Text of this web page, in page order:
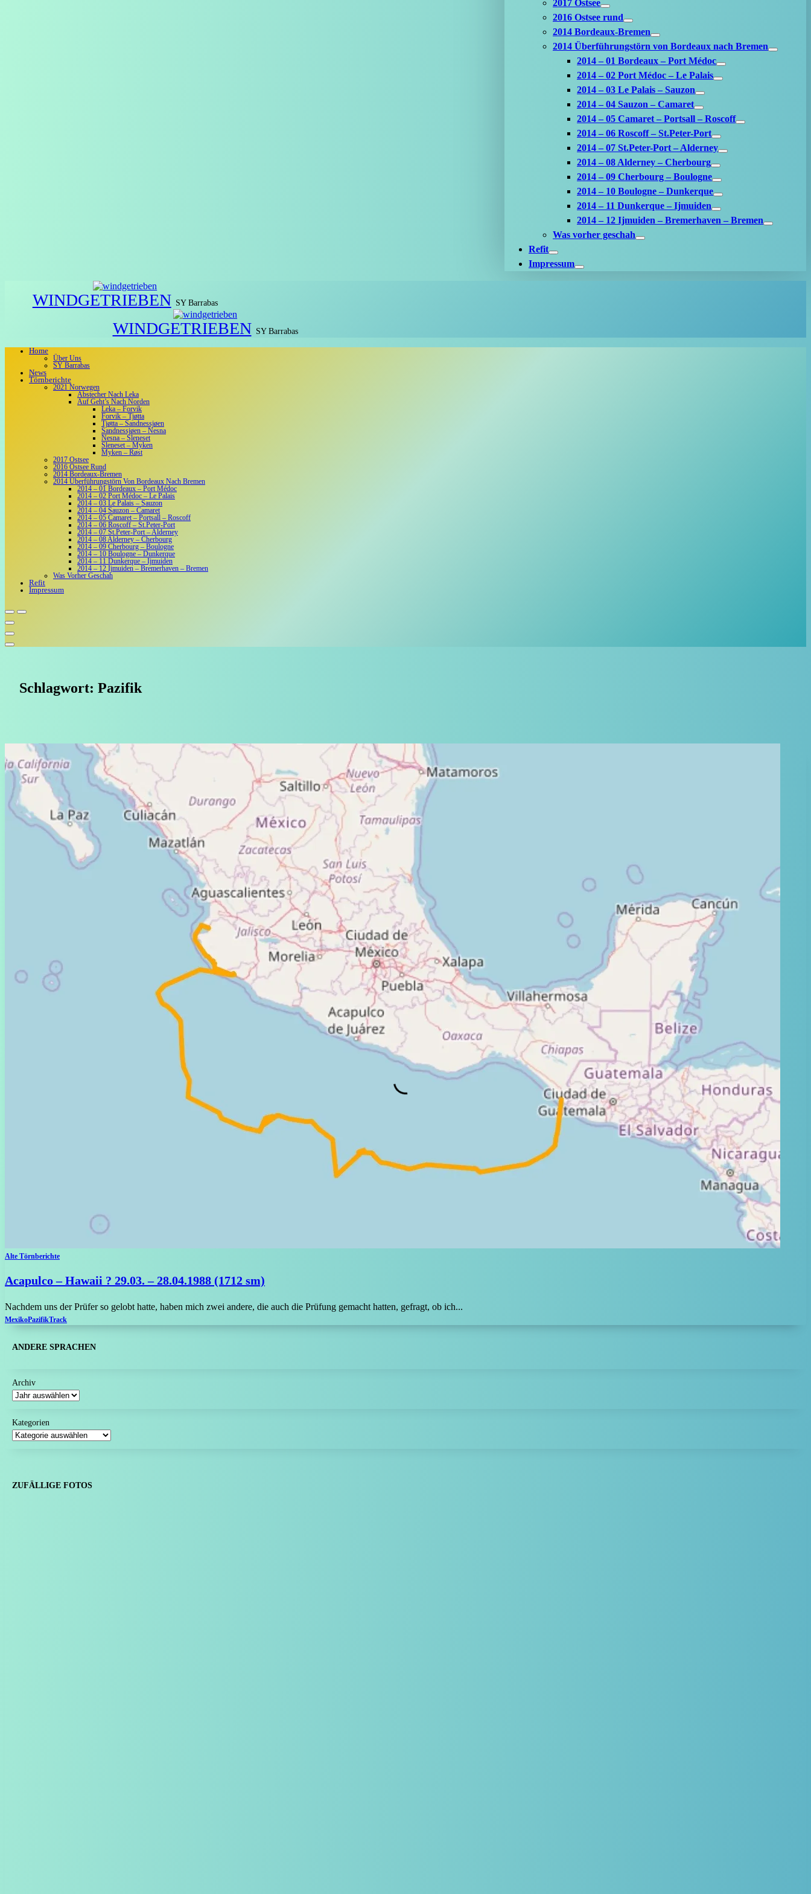
2017 Ostsee
2016 Ostsee rund
2014 Bordeaux-Bremen
2014 Überführungstörn von Bordeaux nach Bremen
2014 – 01 Bordeaux – Port Médoc
2014 – 02 Port Médoc – Le Palais
2014 – 03 Le Palais – Sauzon
2014 – 04 Sauzon – Camaret
2014 – 05 Camaret – Portsall – Roscoff
2014 – 06 Roscoff – St.Peter-Port
2014 – 07 St.Peter-Port – Alderney
2014 – 08 Alderney – Cherbourg
2014 – 09 Cherbourg – Boulogne
2014 – 10 Boulogne – Dunkerque
2014 – 11 Dunkerque – Ijmuiden
2014 – 12 Ijmuiden – Bremerhaven – Bremen
Was vorher geschah
Refit
Impressum
WINDGETRIEBEN SY Barrabas
WINDGETRIEBEN SY Barrabas
Home
Über Uns
SY Barrabas
News
Törnberichte
2021 Norwegen
Abstecher Nach Leka
Auf Geht’s Nach Norden
Leka – Forvik
Forvik – Tjøtta
Tjøtta – Sandnessjøen
Sandnessjøen – Nesna
Nesna – Sleneset
Sleneset – Myken
Myken – Røst
2017 Ostsee
2016 Ostsee Rund
2014 Bordeaux-Bremen
2014 Überführungstörn Von Bordeaux Nach Bremen
2014 – 01 Bordeaux – Port Médoc
2014 – 02 Port Médoc – Le Palais
2014 – 03 Le Palais – Sauzon
2014 – 04 Sauzon – Camaret
2014 – 05 Camaret – Portsall – Roscoff
2014 – 06 Roscoff – St.Peter-Port
2014 – 07 St.Peter-Port – Alderney
2014 – 08 Alderney – Cherbourg
2014 – 09 Cherbourg – Boulogne
2014 – 10 Boulogne – Dunkerque
2014 – 11 Dunkerque – Ijmuiden
2014 – 12 Ijmuiden – Bremerhaven – Bremen
Was Vorher Geschah
Refit
Impressum
Schlagwort: Pazifik
Alte Törnberichte
Acapulco – Hawaii ? 29.03. – 28.04.1988 (1712 sm)
Nachdem uns der Prüfer so gelobt hatte, haben mich zwei andere, die auch die Prüfung gemacht hatten, gefragt, ob ich...
MexikoPazifikTrack
ANDERE SPRACHEN
Archiv
Kategorien
ZUFÄLLIGE FOTOS